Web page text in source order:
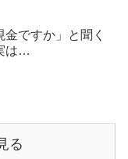
ですか」と聞く
は…
る